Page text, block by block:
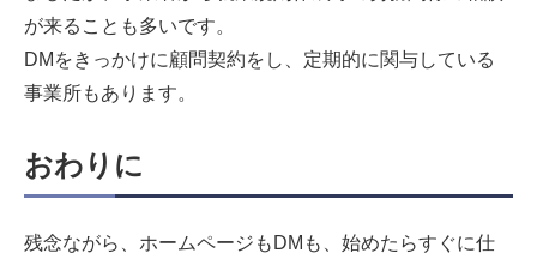
が来ることも多いです。
DMをきっかけに顧問契約をし、定期的に関与している
事業所もあります。
おわりに
残念ながら、ホームページもDMも、始めたらすぐに仕